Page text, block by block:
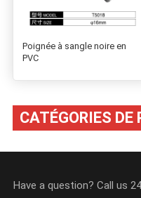
Poignée à sangle noire en
PVC
CATÉGORIES DE
Have a question? Call us